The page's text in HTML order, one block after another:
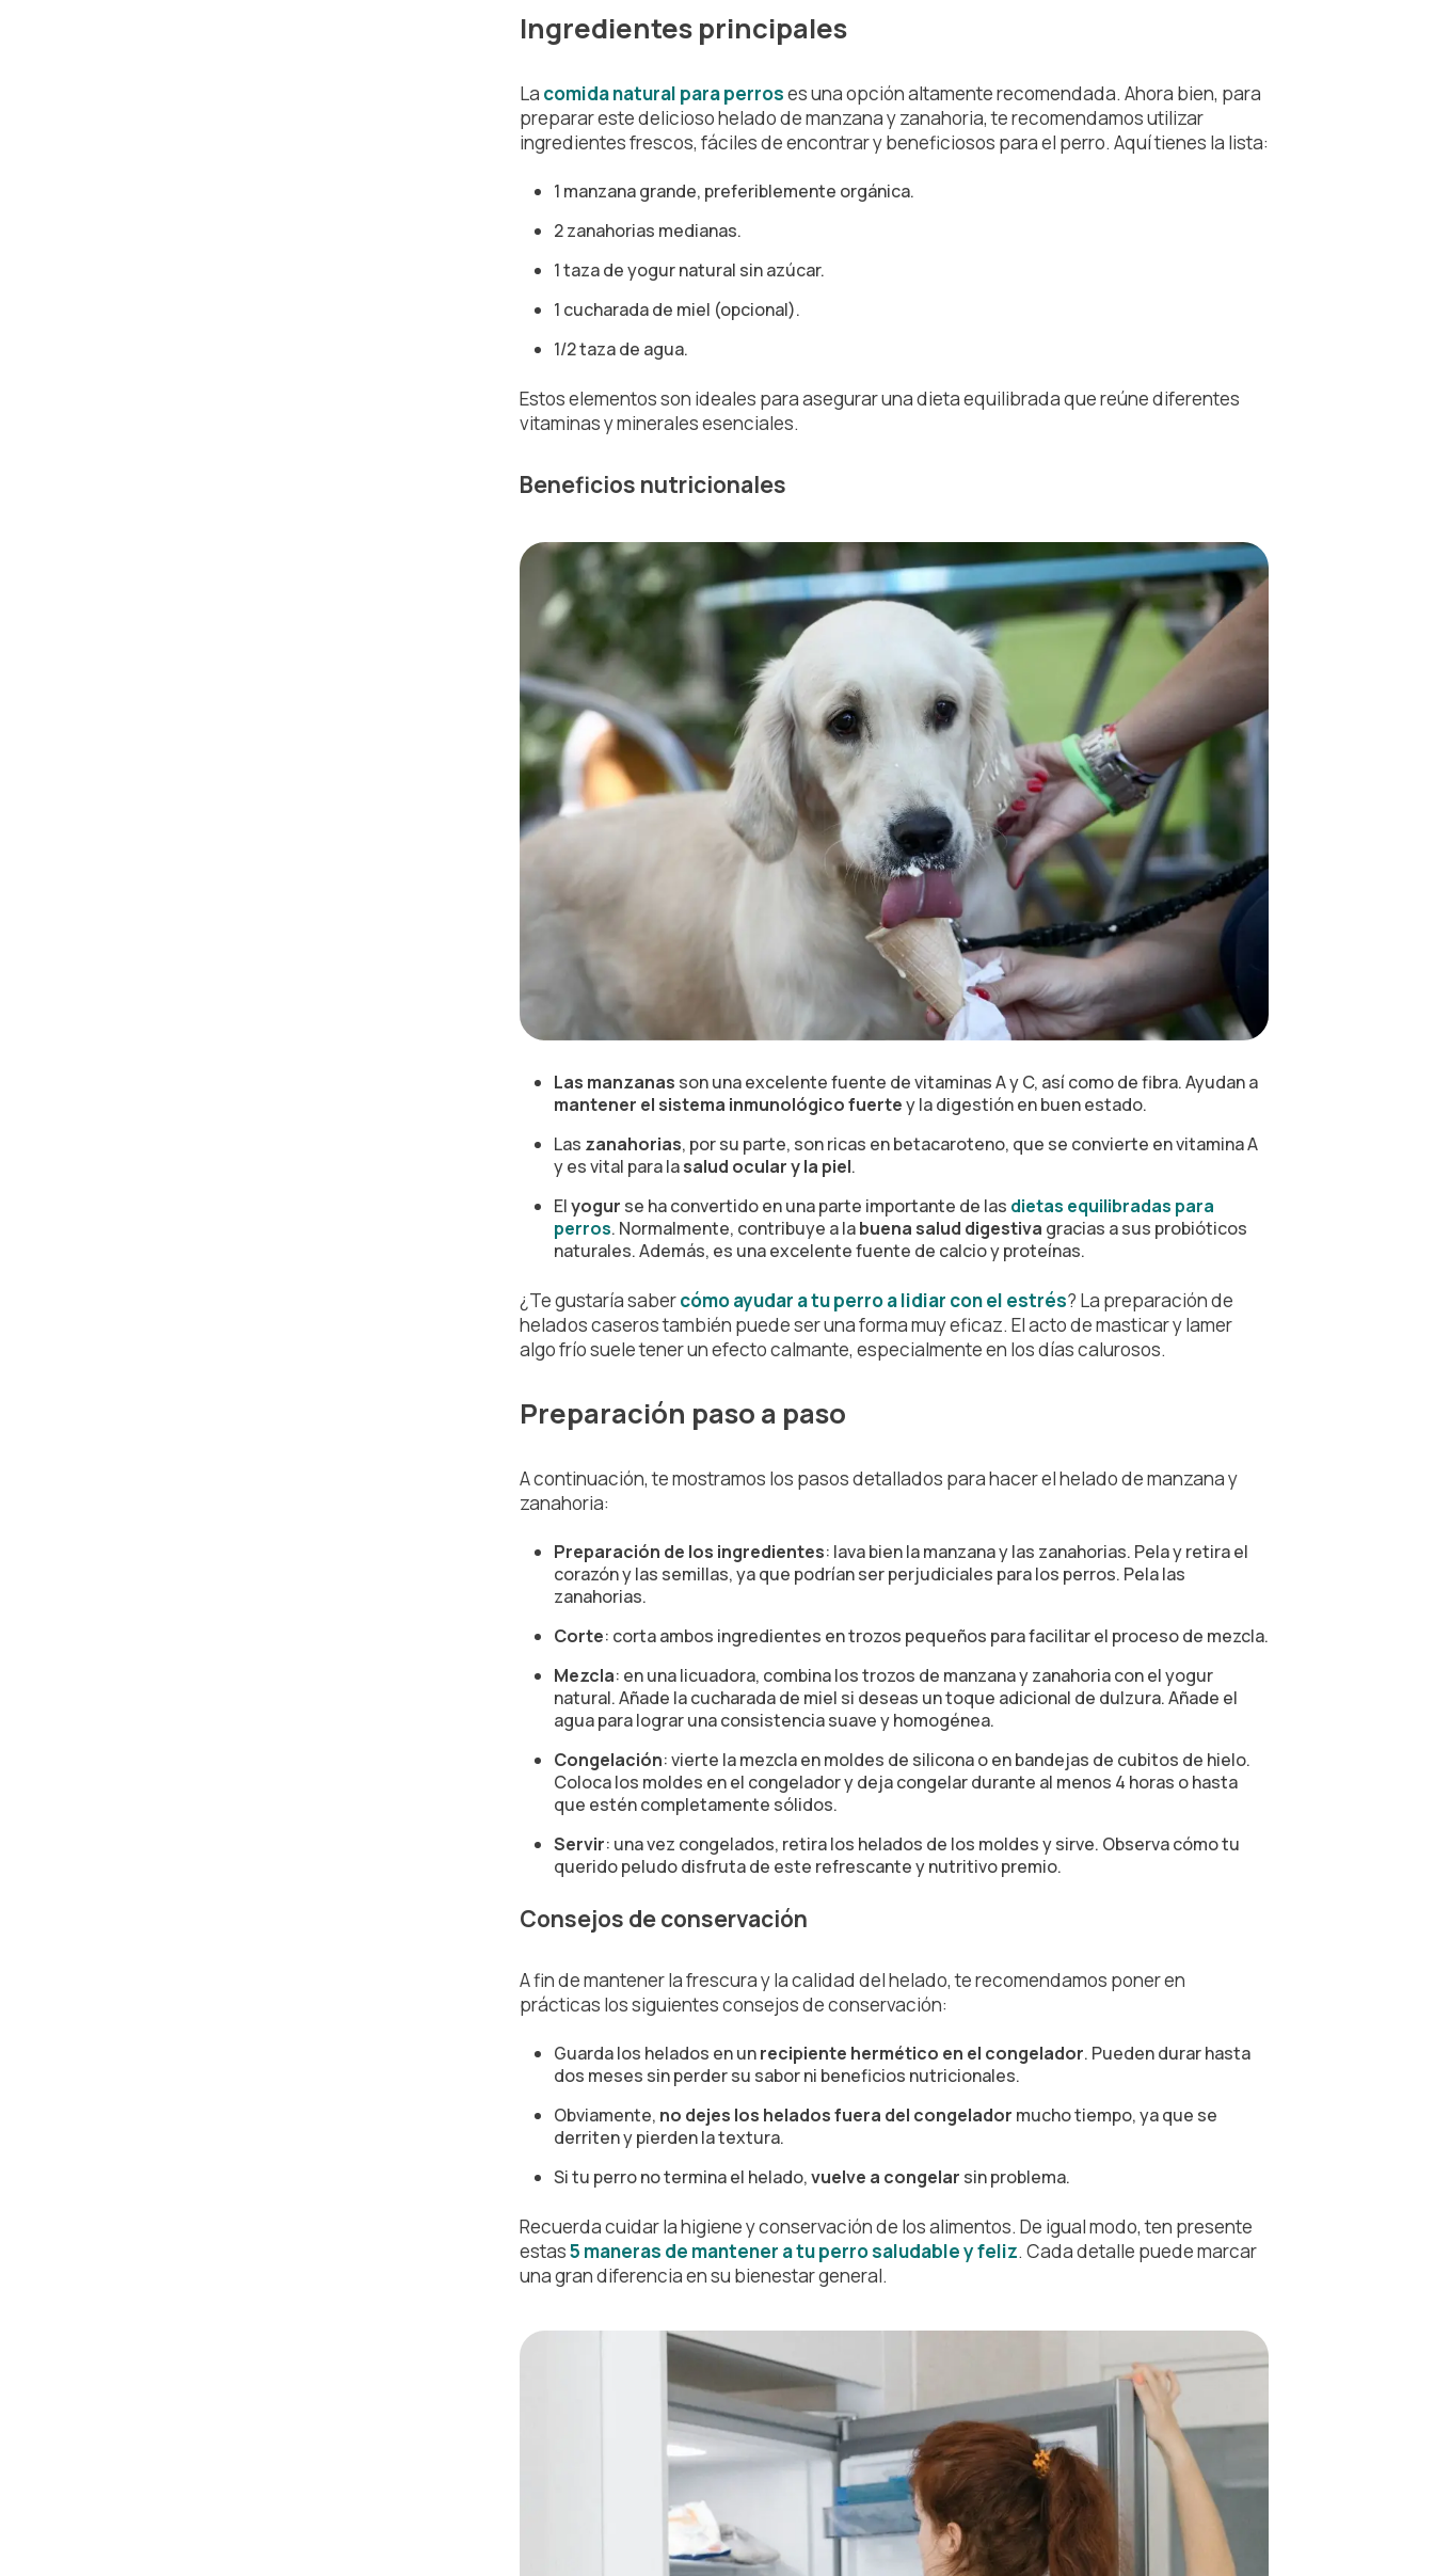
Ingredientes principales
La comida natural para perroses una opción altamente recomendada. Ahora bien, para
preparar este delicioso helado de manzana y zanahoria, te recomendamos utilizar
ingredientes frescos, fáciles de encontrar y beneficiosos para el perro. Aquí tienes la lista:
1 manzana grande, preferiblemente orgánica.
2 zanahorias medianas.
1 taza de yogur natural sin azúcar.
1 cucharada de miel (opcional).
1/2 taza de agua.
Estos elementos son ideales para asegurar una dieta equilibrada que reúne diferentes
vitaminas y minerales esenciales.
Beneficios nutricionales
Las manzanas son una excelente fuente de vitaminas A y C, así como de fibra. Ayudan a
mantener el sistema inmunológico fuertey la digestión en buen estado.
Las zanahorias, por su parte, son ricas en betacaroteno, que se convierte en vitamina A
y es vital para lasalud ocular y la piel.
Elyogur se ha convertido en una parte importante de las dietas equilibradas para
perros. Normalmente, contribuye a labuena salud digestiva gracias a sus probióticos
naturales. Además, es una excelente fuente de calcio y proteínas.
¿Te gustaría sabercómo ayudar a tu perro a lidiar con el estrés? La preparación de
helados caseros también puede ser una forma muy eficaz. El acto de masticar y lamer
algo frío suele tener un efecto calmante, especialmente en los días calurosos.
Preparación paso a paso
A continuación, te mostramos los pasos detallados para hacer el helado de manzana y
zanahoria:
Preparación de los ingredientes: lava bien la manzana y las zanahorias. Pela y retira el
corazón y las semillas, ya que podrían ser perjudiciales para los perros. Pela las
zanahorias.
Corte: corta ambos ingredientes en trozos pequeños para facilitar el proceso de mezcla.
Mezcla: en una licuadora, combina los trozos de manzana y zanahoria con el yogur
natural. Añade la cucharada de miel si deseas un toque adicional de dulzura. Añade el
agua para lograr una consistencia suave y homogénea.
Congelación: vierte la mezcla en moldes de silicona o en bandejas de cubitos de hielo.
Coloca los moldes en el congelador y deja congelar durante al menos 4 horas o hasta
que estén completamente sólidos.
Servir: una vez congelados, retira los helados de los moldes y sirve. Observa cómo tu
querido peludo disfruta de este refrescante y nutritivo premio.
Consejos de conservación
A fin de mantener la frescura y la calidad del helado, te recomendamos poner en
prácticas los siguientes consejos de conservación:
Guarda los helados en unrecipiente hermético en el congelador. Pueden durar hasta
dos meses sin perder su sabor ni beneficios nutricionales.
Obviamente, no dejes los helados fuera del congelador mucho tiempo, ya que se
derriten y pierden la textura.
Si tu perro no termina el helado,vuelve a congelar sin problema.
Recuerda cuidar la higiene y conservación de los alimentos. De igual modo, ten presente
estas5 maneras de mantener a tu perro saludable y feliz. Cada detalle puede marcar
una gran diferencia en su bienestar general.